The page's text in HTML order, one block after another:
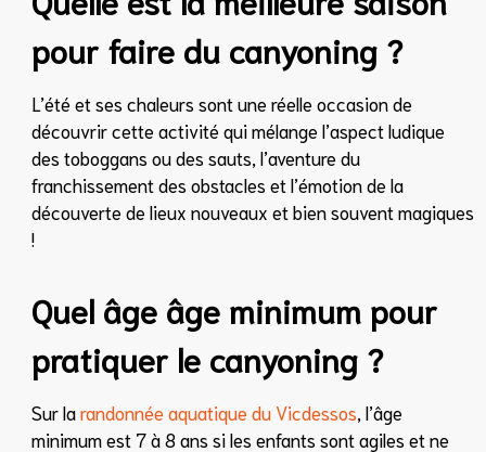
pour faire du canyoning ?
L’été et ses chaleurs sont une réelle occasion de
découvrir cette activité qui mélange l’aspect ludique
des toboggans ou des sauts, l’aventure du
franchissement des obstacles et l’émotion de la
découverte de lieux nouveaux et bien souvent magiques
!
Quel âge âge minimum pour
pratiquer le canyoning ?
Sur larandonnée aquatique du Vicdessos, l’âge
minimum est 7 à 8 ans si les enfants sont agiles et ne